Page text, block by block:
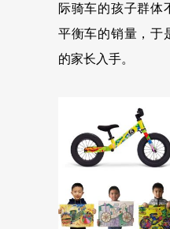
际骑车的孩子群体
平衡车的销量，于
的家长入手。